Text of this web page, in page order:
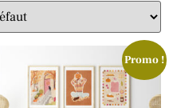
Promo !